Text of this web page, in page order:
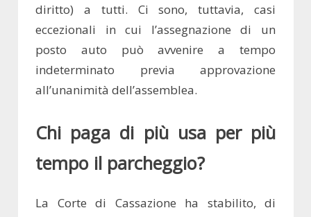
diritto) a tutti. Ci sono, tuttavia, casi
eccezionali in cui l’assegnazione di un
posto auto può avvenire a tempo
indeterminato previa approvazione
all’unanimità dell’assemblea.
Chi paga di più usa per più
tempo il parcheggio?
La Corte di Cassazione ha stabilito, di